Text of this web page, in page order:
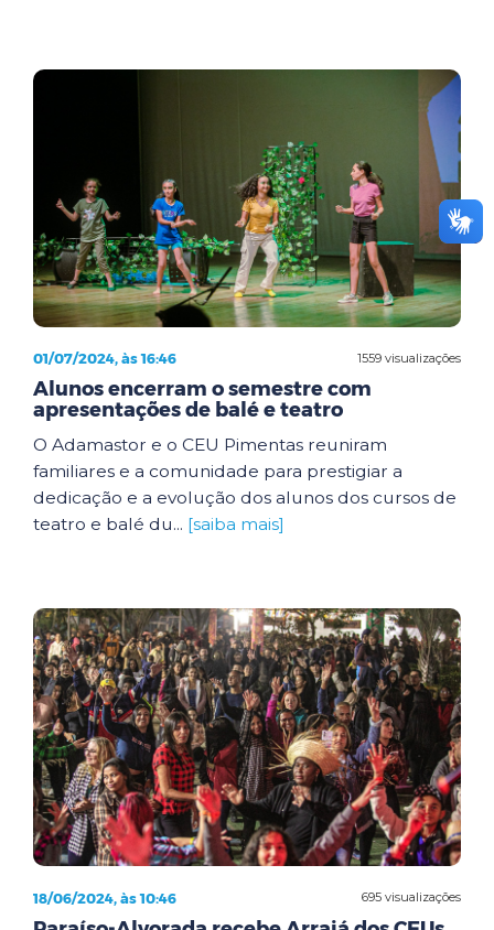
1559 visualizações
01/07/2024, às 16:46
Alunos encerram o semestre com
apresentações de balé e teatro
O Adamastor e o CEU Pimentas reuniram
familiares e a comunidade para prestigiar a
dedicação e a evolução dos alunos dos cursos de
teatro e balé du... [saiba mais]
695 visualizações
18/06/2024, às 10:46